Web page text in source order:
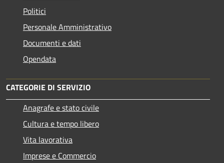
Politici
Personale Amministrativo
Documenti e dati
Opendata
CATEGORIE DI SERVIZIO
Anagrafe e stato civile
Cultura e tempo libero
Vita lavorativa
Imprese e Commercio